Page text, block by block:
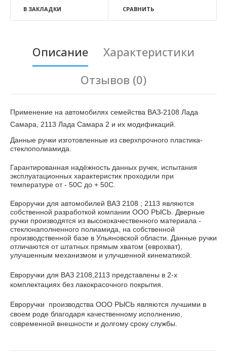
В ЗАКЛАДКИ СРАВНИТЬ
Описание
Характеристики
Отзывов (0)
Применение на автомобилях семейства ВАЗ-2108 Лада
Самара, 2113 Лада Самара 2 и их модификаций.
Данные ручки изготовленные из сверхпрочного пластика-
стеклополиамида.
Гарантированная надёжность данных ручек, испытания
эксплуатационных характеристик проходили при
температуре от - 50С до + 50С.
Евроручки для автомобилей ВАЗ 2108 ; 2113 являются
собственной разработкой компании ООО РЫСЬ. Дверные
ручки производятся из высококачественного материала -
стеклонаполненного полиамида, на собственной
производственной базе в Ульяновской области. Данные ручки
отличаются от штатных прямым хватом (еврохват),
улучшенным механизмом и улучшенной кинематикой.
Евроручки для ВАЗ 2108,2113 представлены в 2-х
комплектациях без лакокрасочного покрытия.
Евроручки производства ООО РЫСЬ являются лучшими в
своем роде благодаря качественному исполнению,
современной внешности и долгому сроку службы.